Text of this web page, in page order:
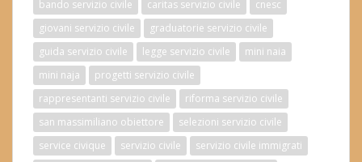
bando servizio civile caritas servizio civile
cnesc
giovani servizio civile
graduatorie servizio civile
guida servizio civile
legge servizio civile
mini naia
mini naja
progetti servizio civile
rappresentanti servizio civile
riforma servizio civile
san massimiliano obiettore
selezioni servizio civile
service civique
servizio civile
servizio civile immigrati